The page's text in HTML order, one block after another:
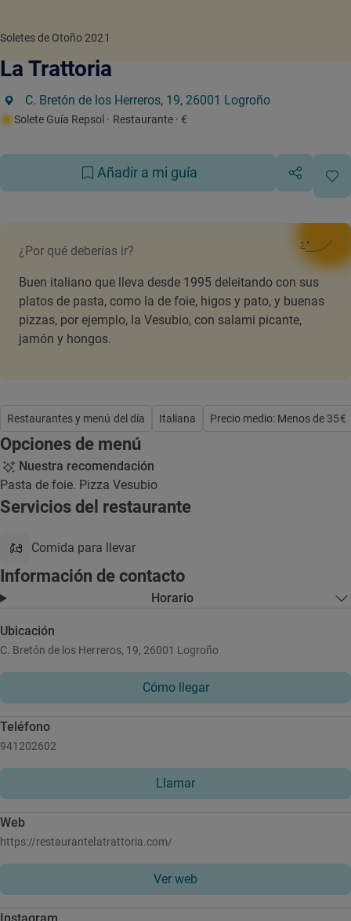
Soletes de Otoño 2021
La Trattoria
C. Bretón de los Herreros, 19, 26001 Logroño
Solete Guía Repsol · Restaurante · €
Añadir a mi guía
¿Por qué deberías ir?
Buen italiano que lleva desde 1995 deleitando con sus
platos de pasta, como la de foie, higos y pato, y buenas
pizzas, por ejemplo, la Vesubio, con salami picante,
jamón y hongos.
Restaurantes y menú del día Italiana Precio medio: Menos de 35€
Opciones de menú
Nuestra recomendación
Pasta de foie. Pizza Vesubio
Servicios del restaurante
Comida para llevar
Información de contacto
Horario
Ubicación
C. Bretón de los Herreros, 19, 26001 Logroño
Cómo llegar
Teléfono
941202602
Llamar
Web
https://restaurantelatrattoria.com/
Ver web